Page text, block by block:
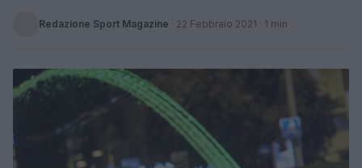
Redazione Sport Magazine · 22 Febbraio 2021 · 1 min